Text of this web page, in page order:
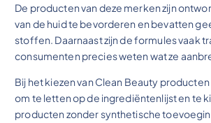
De producten van deze merken zijn
van de huid te bevorderen en bevatten
stoffen. Daarnaast zijn de formules vaak
consumenten precies weten wat ze
Bij het kiezen van Clean Beauty
om te letten op de ingrediëntenlijst en te
producten zonder synthetische